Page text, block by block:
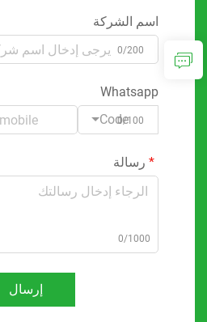
اسم الشركة
0/200
Whatsapp
Code0/100
رسالة
0/1000
إرسال